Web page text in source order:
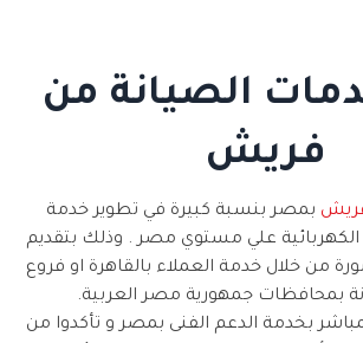
الصيانة من
فريش
بمصر بنسبة كبيرة في تطوير خدمة
الكهربائية علي مستوي مصر . وذلك بتقديم
من خلال خدمة العملاء بالقاهرة او فروع
بمحافظات جمهورية مصر العربية.
بخدمة الدعم الفنى بمصر و تأكدوا من